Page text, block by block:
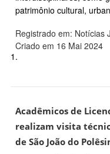
patrimônio cultural,
Registrado em: Notícias
Criado em 16 Mai 2024
1.
Acadêmicos de
realizam visita
de São João do